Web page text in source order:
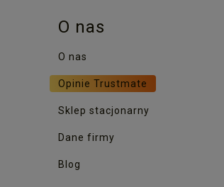
O nas
O nas
Opinie Trustmate
Sklep stacjonarny
Dane firmy
Blog